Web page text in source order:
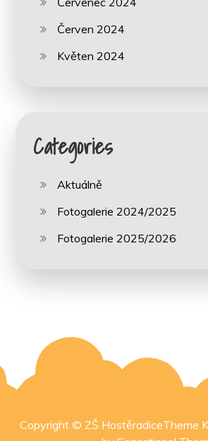
Červen 2024
Květen 2024
Categories
Aktuálně
Fotogalerie 2024/2025
Fotogalerie 2025/2026
Copyright © ZŠ HostěradiceTheme